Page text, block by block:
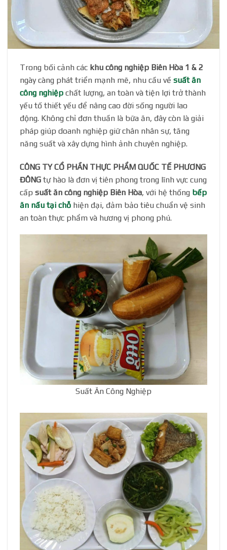
Trong bối cảnh các khu công nghiệp Biên Hòa 1 & 2
ngày càng phát triển mạnh mẽ, nhu cầu về suất ăn
công nghiệp chất lượng, an toàn và tiện lợi trở thành
yếu tố thiết yếu để nâng cao đời sống người lao
động. Không chỉ đơn thuần là bữa ăn, đây còn là giải
pháp giúp doanh nghiệp giữ chân nhân sự, tăng
năng suất và xây dựng hình ảnh chuyên nghiệp.
CÔNG TY CỔ PHẦN THỰC PHẨM QUỐC TẾ PHƯƠNG
ĐÔNG tự hào là đơn vị tiên phong trong lĩnh vực cung
cấp suất ăn công nghiệp Biên Hòa, với hệ thống bếp
ăn nấu tại chỗ hiện đại, đảm bảo tiêu chuẩn vệ sinh
an toàn thực phẩm và hương vị phong phú.
Suất Ăn Công Nghiệp